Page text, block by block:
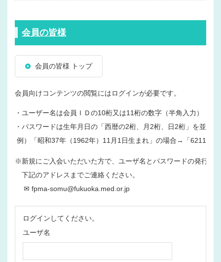
会員の皆様
会員の皆様 トップ
会員向けコンテンツの閲覧にはログインが必要です。
・ユーザー名は会員ＩＤの10桁又は11桁の数字（半角入力）
・パスワードは生年月日の「西暦の2桁、月2桁、日2桁」を並べ
例）「昭和37年（1962年）11月1日生まれ」の場合→「621101」
※新規にご入会いただいた方で、ユーザ名とパスワードの発行を
下記のアドレスまでご連絡ください。
✉ fpma-somu@fukuoka.med.or.jp
ログインしてください。
ユーザ名